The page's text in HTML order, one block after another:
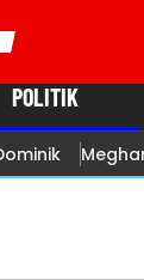
POLITIK